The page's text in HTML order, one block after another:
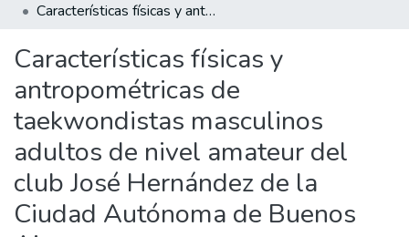
Collections
All of RIUFLO
Statistics
Características físicas y antropométricas de taekwondistas masculinos adultos de nivel amateur del club José Hernández de la Ciudad Autónoma de Buenos Aires
Características físicas y
antropométricas de
taekwondistas masculinos
adultos de nivel amateur del
club José Hernández de la
Ciudad Autónoma de Buenos